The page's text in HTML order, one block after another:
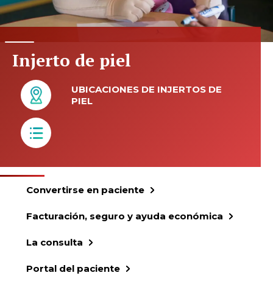
Injerto de piel
UBICACIONES DE INJERTOS DE
PIEL
Convertirse en paciente
Facturación, seguro y ayuda económica
La consulta
Portal del paciente